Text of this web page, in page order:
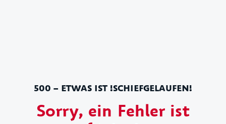
500 – ETWAS IST !SCHIEFGELAUFEN!
Sorry, ein Fehler ist